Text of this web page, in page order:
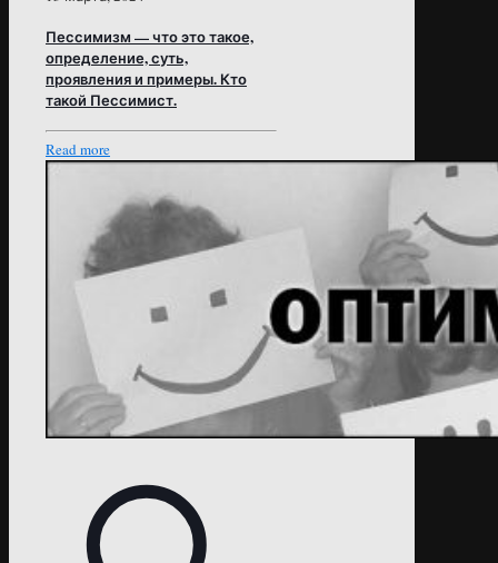
Пессимизм — что это такое,
определение, суть,
проявления и примеры. Кто
такой Пессимист.
Read more